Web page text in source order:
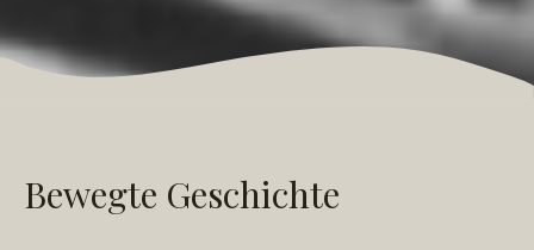
Bewegte Geschichte